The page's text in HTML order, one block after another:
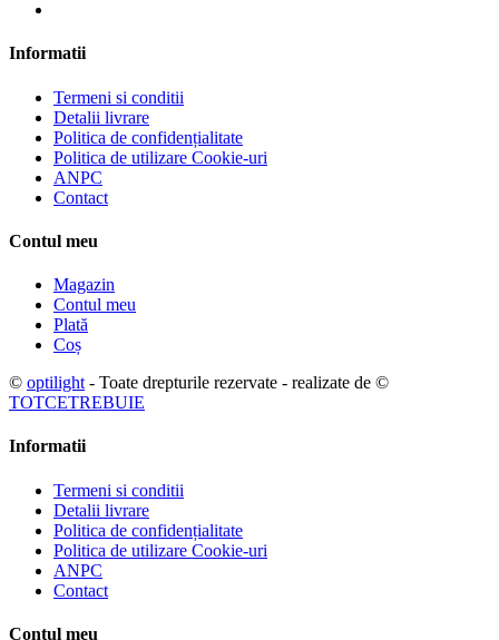
Informatii
Termeni si conditii
Detalii livrare
Politica de confidențialitate
Politica de utilizare Cookie-uri
ANPC
Contact
Contul meu
Magazin
Contul meu
Plată
Coș
© optilight - Toate drepturile rezervate - realizate de ©
TOTCETREBUIE
Informatii
Termeni si conditii
Detalii livrare
Politica de confidențialitate
Politica de utilizare Cookie-uri
ANPC
Contact
Contul meu